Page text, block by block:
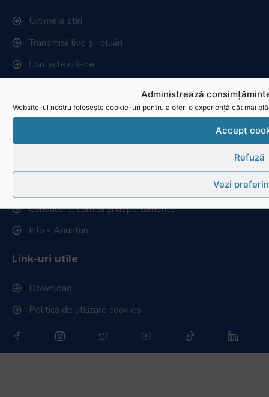
Administrează
Website-ul nostru folosește cookie-uri pentru a oferi o experiență cât mai
Accept
Refuză
Vezi
Ultimele știri
Transmisii live și reluări
Contactează-ne
Federația Româna de Rugby
Istoric rugby în România
Conducere, comisii și departamente
Info - Anunțuri
Link-uri utile
Download
Politica de utilizare cookies